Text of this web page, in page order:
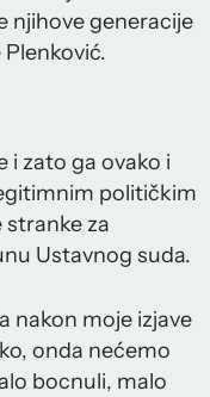
njihove generacije
i zato ga ovako i
političkim
za
Ustavnog suda.
nakon moje izjave
onda nećemo
bocnuli, malo